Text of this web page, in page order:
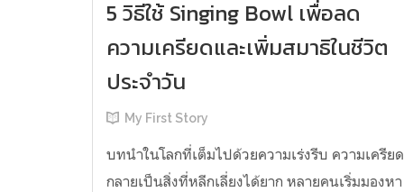
5 วิธีใช้ Singing Bowl เพื่อลด
ความเครียดและเพิ่มสมาธิในชีวิต
ประจำวัน
My First Story
บทนำในโลกที่เต็มไปด้วยความเร่งรีบ ความเครียด
กลายเป็นสิ่งที่หลีกเลี่ยงได้ยาก หลายคนเริ่มมองหา